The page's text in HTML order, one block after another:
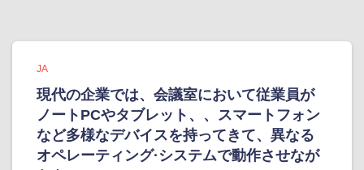
JA
現代の企業では、会議室において従業員が
ノートPCやタブレット、、スマートフォン
など多様なデバイスを持ってきて、異なる
オペレーティング·システムで動作させなが